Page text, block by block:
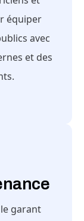
équiper
avec
et des
garant